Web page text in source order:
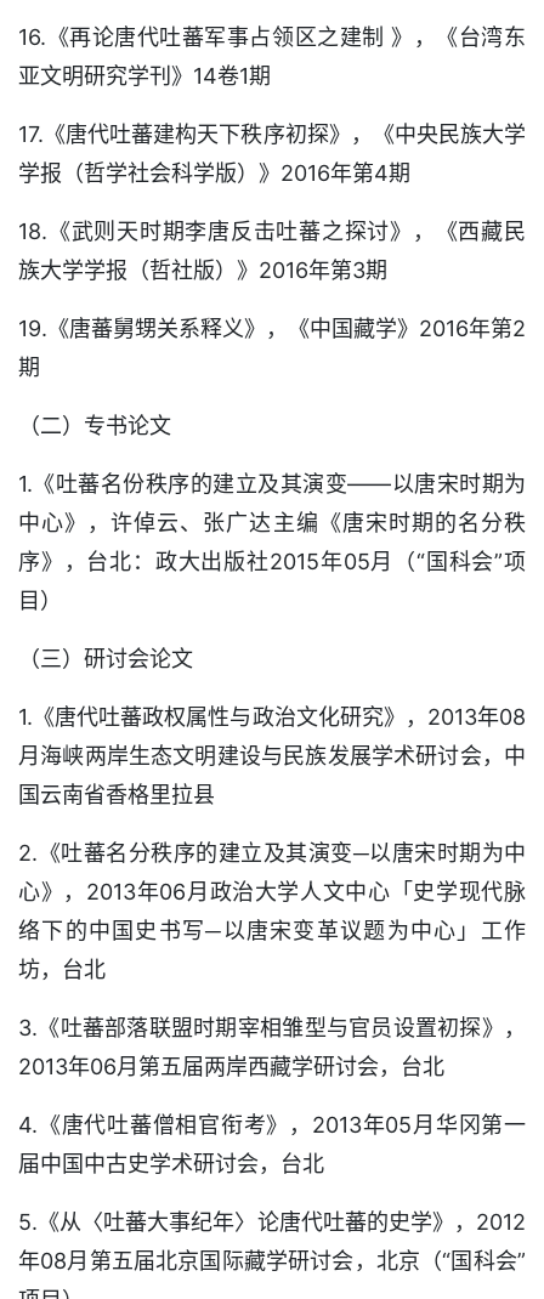
16.《再论唐代吐蕃军事占领区之建制 》，《台湾东
亚文明研究学刊》14卷1期
17.《唐代吐蕃建构天下秩序初探》，《中央民族大学
学报（哲学社会科学版）》2016年第4期
18.《武则天时期李唐反击吐蕃之探讨》，《西藏民
族大学学报（哲社版）》2016年第3期
19.《唐蕃舅甥关系释义》，《中国藏学》2016年第2
期
（二）专书论文
1.《吐蕃名份秩序的建立及其演变——以唐宋时期为
中心》，许倬云、张广达主编《唐宋时期的名分秩
序》，台北：政大出版社2015年05月（“国科会”项
目）
（三）研讨会论文
1.《唐代吐蕃政权属性与政治文化研究》，2013年08
月海峡两岸生态文明建设与民族发展学术研讨会，中
国云南省香格里拉县
2.《吐蕃名分秩序的建立及其演变─以唐宋时期为中
心》，2013年06月政治大学人文中心「史学现代脉
络下的中国史书写─以唐宋变革议题为中心」工作
坊，台北
3.《吐蕃部落联盟时期宰相雏型与官员设置初探》，
2013年06月第五届两岸西藏学研讨会，台北
4.《唐代吐蕃僧相官衔考》，2013年05月华冈第一
届中国中古史学术研讨会，台北
5.《从〈吐蕃大事纪年〉论唐代吐蕃的史学》，2012
年08月第五届北京国际藏学研讨会，北京（“国科会”